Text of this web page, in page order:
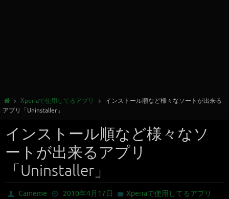
Xperiaで使用してるアプリ
インストール順など様々なソートが出来る
アプリ「Uninstaller」
インストール順など様々なソ
ートが出来るアプリ
「Uninstaller」
Cameme 2010年4月17日 Xperiaで使用してるアプリ